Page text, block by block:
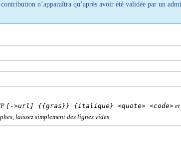
n’apparaîtra qu’après avoir été validée par un
[->url] {{gras}} {italique} <quote> <code>
laissez simplement des lignes vides.